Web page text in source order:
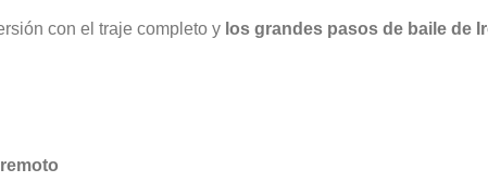
con el traje completo y los grandes pasos de baile de